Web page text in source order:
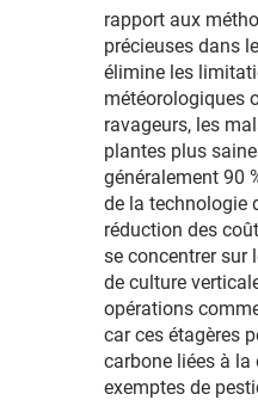
culture
rapport aux
précieuses dans
élimine les
météorologiques
ravageurs, les
plantes plus
généralement 90
de la technologie
réduction des
se concentrer sur
de culture
opérations
car ces étagères
carbone liées à
exemptes de